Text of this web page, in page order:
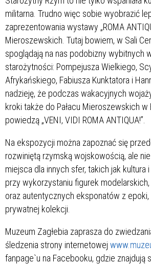
militarna. Trudno więc sobie wyobrazić
zaprezentowania wystawy „ROMA
Mieroszewskich. Tutaj bowiem, w Sali
spoglądają na nas podobizny wybitnych
starożytności: Pompejusza Wielkiego,
Afrykańskiego, Fabiusza Kunktatora i
nadzieję, że podczas wakacyjnych
kroki także do Pałacu Mieroszewskich w
powiedzą „VENI, VIDI ROMA ANTIQUA!”.
Na ekspozycji można zapoznać się
rozwiniętą rzymską wojskowością, ale
miejsca dla innych sfer, takich jak kultura
przy wykorzystaniu figurek
oraz autentycznych eksponatów z
prywatnej kolekcji.
Muzeum Zagłebia zaprasza do
śledzenia strony internetowej
fanpage`u na Facebooku, gdzie znajdują